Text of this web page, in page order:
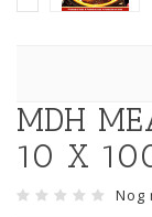
MDH
10 X
Nog